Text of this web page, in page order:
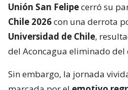
Unión San Felipecerró su
Chile 2026con una derrota
Universidad de Chile,
del Aconcagua eliminado del
Sin embargo, la jornada